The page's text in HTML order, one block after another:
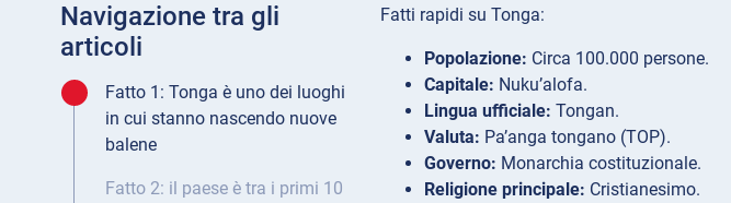
Navigazione tra gli
articoli
Fatto 1: Tonga è uno dei luoghi
in cui stanno nascendo nuove
balene
Fatto 2: il paese è tra i primi 10
Fatti rapidi su Tonga:
Popolazione: Circa 100.000 persone.
Capitale: Nuku’alofa.
Lingua ufficiale: Tongan.
Valuta: Pa’anga tongano (TOP).
Governo: Monarchia costituzionale.
Religione principale: Cristianesimo.